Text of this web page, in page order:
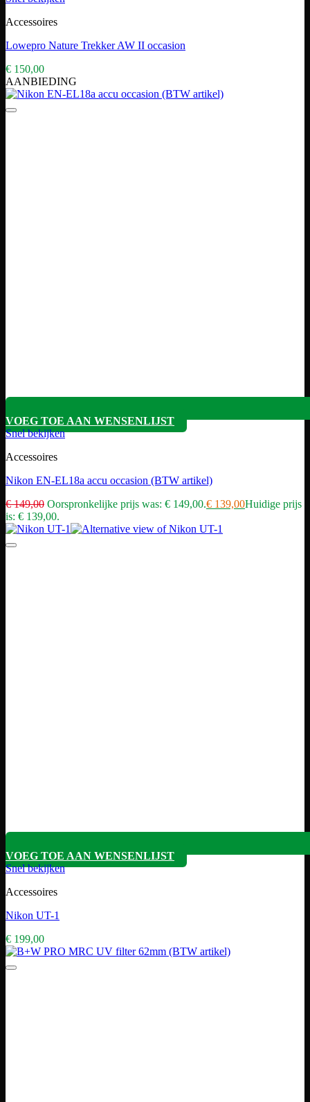
Accessoires
Lowepro Nature Trekker AW II occasion
€ 150,00
AANBIEDING
VOEG TOE AAN WENSENLIJST
Snel bekijken
Accessoires
Nikon EN-EL18a accu occasion (BTW artikel)
€149,00 Oorspronkelijke prijs was: € 149,00.€ 139,00Huidige prijs
is: € 139,00.
VOEG TOE AAN WENSENLIJST
Snel bekijken
Accessoires
Nikon UT-1
€ 199,00